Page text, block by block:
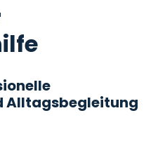
Alltagsbegleitung